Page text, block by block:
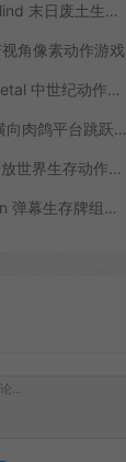
机器之心 / Machine Mind 末日废土生存动作游戏
角像素动作游戏
钢铁之泪 / Tears of Metal 中世纪动作肉鸽游戏
地心逃亡 / Pit Panic 横向肉鸽平台跳跃游戏
永恒轨道 / EverRail 开放世界生存动作游戏
地狱公主 / Hell Maiden 弹幕生存牌组动作游戏